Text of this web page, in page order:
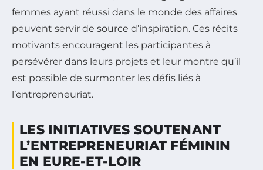
femmes ayant réussi dans le monde des affaires
peuvent servir de source d’inspiration. Ces récits
motivants encouragent les participantes à
persévérer dans leurs projets et leur montre qu’il
est possible de surmonter les défis liés à
l’entrepreneuriat.
LES INITIATIVES SOUTENANT
L’ENTREPRENEURIAT FÉMININ
EN EURE-ET-LOIR